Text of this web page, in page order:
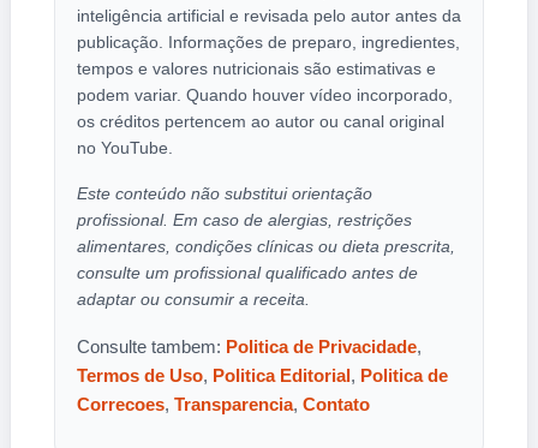
inteligência artificial e revisada pelo autor antes da
publicação. Informações de preparo, ingredientes,
tempos e valores nutricionais são estimativas e
podem variar. Quando houver vídeo incorporado,
os créditos pertencem ao autor ou canal original
no YouTube.
Este conteúdo não substitui orientação
profissional. Em caso de alergias, restrições
alimentares, condições clínicas ou dieta prescrita,
consulte um profissional qualificado antes de
adaptar ou consumir a receita.
Consulte tambem: Politica de Privacidade,
Termos de Uso, Politica Editorial, Politica de
Correcoes, Transparencia, Contato